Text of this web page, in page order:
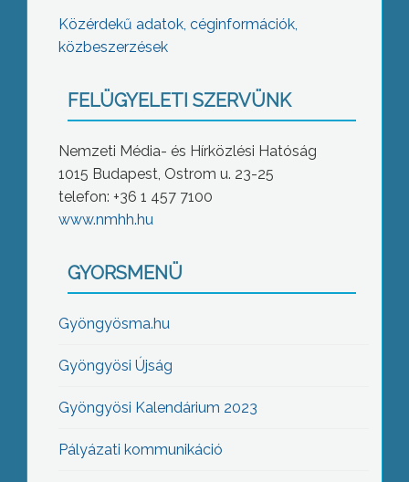
Közérdekű adatok, céginformációk,
közbeszerzések
FELÜGYELETI SZERVÜNK
Nemzeti Média- és Hírközlési Hatóság
1015 Budapest, Ostrom u. 23-25
telefon: +36 1 457 7100
www.nmhh.hu
GYORSMENÜ
Gyöngyösma.hu
Gyöngyösi Újság
Gyöngyösi Kalendárium 2023
Pályázati kommunikáció